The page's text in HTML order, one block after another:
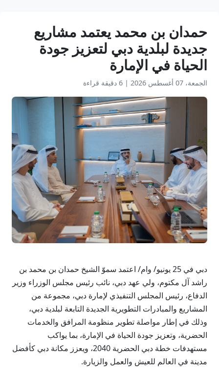
حمدان بن محمد يعتمد مشاريع
جديدة لبلدية دبي لتعزيز جودة
الحياة في الإمارة
الجمعة، 07 أغسطس 2026 | 6 دقيقة قراءة
دبي في 25 يونيو/ وام/ اعتمد سموّ الشيخ حمدان بن محمد بن
راشد آل مكتوم، ولي عهد دبي، نائب رئيس مجلس الوزراء وزير
الدفاع، رئيس المجلس التنفيذي لإمارة دبي، مجموعة من
المشاريع والمبادرات التطويرية الجديدة التابعة لبلدية دبي،
وذلك في إطار مواصلة تطوير منظومة المرافق والخدمات
الحضرية، وتعزيز جودة الحياة في الإمارة، بما يواكب
مستهدفات خطة دبي الحضرية 2040، ويعزز مكانة دبي كأفضل
مدينة في العالم للعيش والعمل والزيارة.